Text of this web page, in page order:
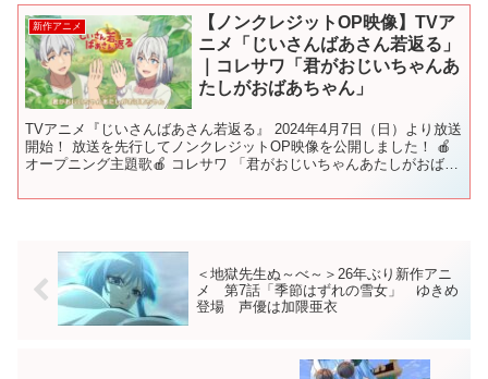
新作アニメ
【ノンクレジットOP映像】TVア
ニメ「じいさんばあさん若返る」
｜コレサワ「君がおじいちゃんあ
たしがおばあちゃん」
TVアニメ『じいさんばあさん若返る』 2024年4月7日（日）より放送
開始！ 放送を先行してノンクレジットOP映像を公開しました！ 🍎
オープニング主題歌🍎 コレサワ 「君がおじいちゃんあたしがおばあ
＜地獄先生ぬ～べ～＞26年ぶり新作アニ
メ 第7話「季節はずれの雪女」 ゆきめ
登場 声優は加隈亜衣